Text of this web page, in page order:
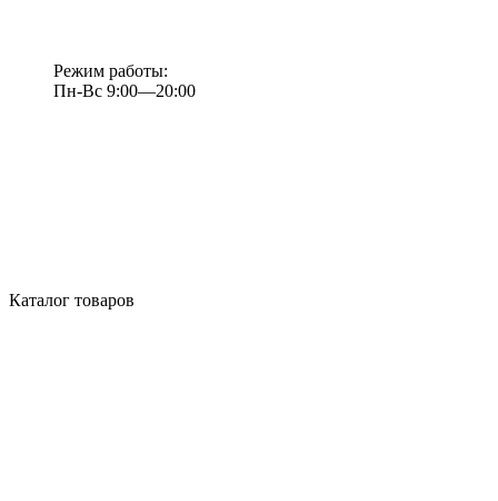
Режим работы:
Пн-Вс 9:00—20:00
Каталог товаров